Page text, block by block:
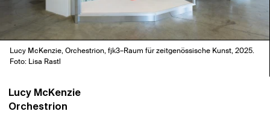
Lucy McKenzie, Orchestrion, fjk3–Raum für zeitgenössische Kunst, 2025.
Foto: Lisa Rastl
Lucy McKenzie
Orchestrion